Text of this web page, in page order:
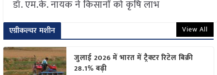
डॉ. एम.के. नायक ने किसानों को कृषि लाभ
एग्रीकल्चर मशीन View All
जुलाई 2026 में भारत में ट्रैक्टर रिटेल बिक्री
28.1% बढ़ी